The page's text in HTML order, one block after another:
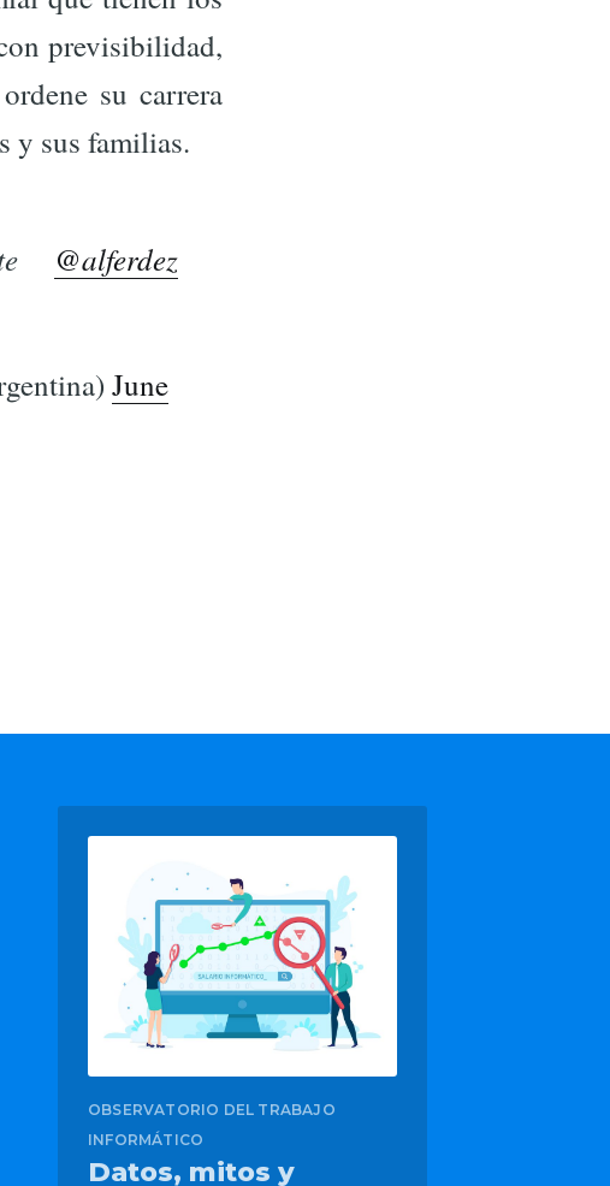
previsibilidad,
su carrera
y sus familias.
@alferdez
June
OBSERVATORIO DEL TRABAJO
INFORMÁTICO
Datos, mitos y